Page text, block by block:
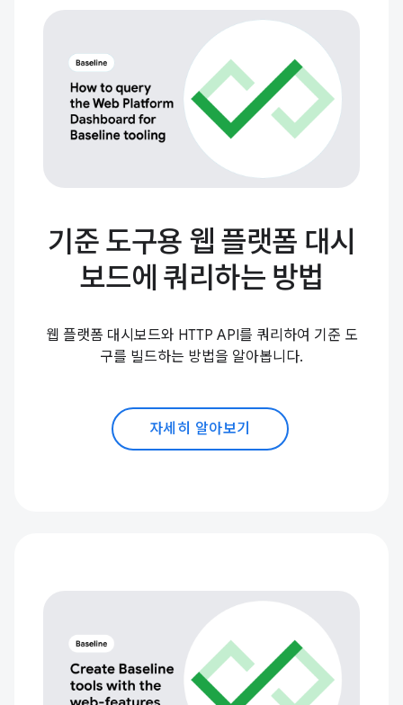
기준 도구용 웹 플랫폼 대시
보드에 쿼리하는 방법
웹 플랫폼 대시보드와 HTTP API를 쿼리하여 기준 도
구를 빌드하는 방법을 알아봅니다.
자세히 알아보기